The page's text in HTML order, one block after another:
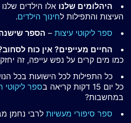
היהלומים שלנו אלו הילדים
העיצות והתפילות לחינוך הילדים.
ספר ליקוטי עיצות – הספר
החיים מעייפים? אין כוח
כמו מים קרים על נפש עייפה, זה
כל התפילות לכל הישועות בכל
כל יום 15 דקות קריאה ב
ספר ליקוטי
במחשבות?
ספר סיפורי מעשיות לרבי נחמן